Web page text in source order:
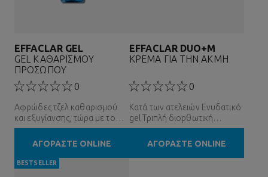
EFFACLAR GEL
GEL ΚΑΘΑΡΙΣΜΟΥ
ΠΡΟΣΩΠΟΥ
0
Αφρώδες τζελ καθαρισμού
και εξυγίανσης, τώρα με το
νέο δραστικό συστατικό
Phylobioma, με τη δύναμη της
Εξισορροπεί το pH του
δέρματος.
ΑΓΟΡΑΣΤΕ ONLINE
EFFACLAR DUO+M
ΚΡΕΜΑ ΓΙΑ ΤΗΝ ΑΚΜΗ
0
Κατά των ατελειών Ενυδατικό
gel Τριπλή διορθωτική
φροντίδα κατά των ατελειών
για το λιπαρό δέρμα με τάση
επιστήμης του μικροβιώματος.
ΑΓΟΡΑΣΤΕ ONLINE
BESTSELLER